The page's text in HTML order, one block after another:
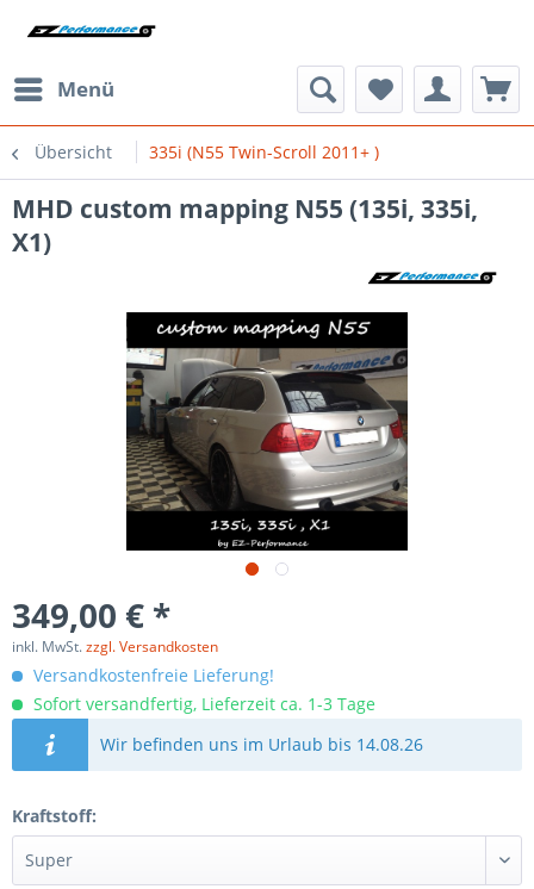
Menü
Übersicht 335i (N55 Twin-Scroll 2011+ )
MHD custom mapping N55 (135i, 335i,
X1)
349,00 € *
inkl. MwSt.zzgl. Versandkosten
Versandkostenfreie Lieferung!
Sofort versandfertig, Lieferzeit ca. 1-3 Tage
Wir befinden uns im Urlaub bis 14.08.26
Kraftstoff: